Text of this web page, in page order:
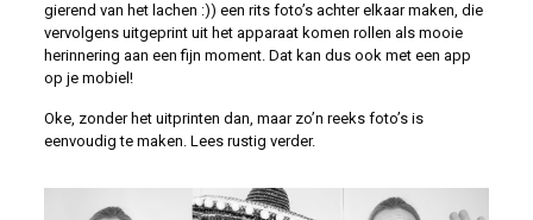
gierend van het lachen :)) een rits foto’s achter elkaar maken, die
vervolgens uitgeprint uit het apparaat komen rollen als mooie
herinnering aan een fijn moment. Dat kan dus ook met een app
op je mobiel!
Oke, zonder het uitprinten dan, maar zo’n reeks foto’s is
eenvoudig te maken. Lees rustig verder.